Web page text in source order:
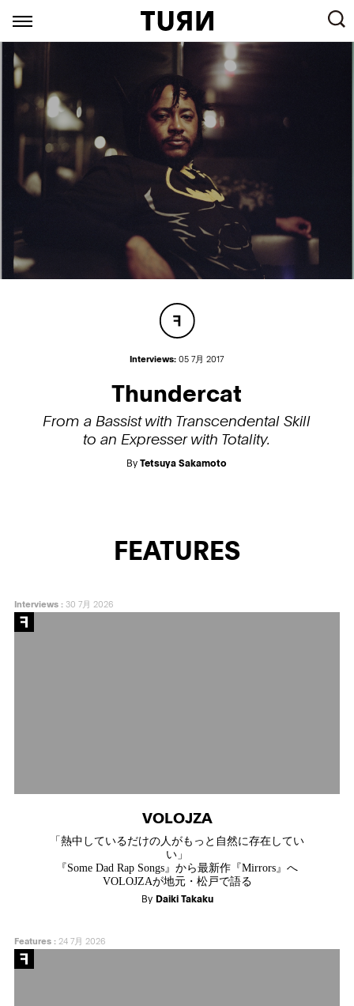
Interviews: 05 7月 2017
Thundercat
From a Bassist with Transcendental Skill
to an Expresser with Totality.
ByTetsuya Sakamoto
FEATURES
Interviews:30 7月 2026
VOLOJZA
「熱中しているだけの人がもっと自然に存在してい
い」
『Some Dad Rap Songs』から最新作『Mirrors』へ
VOLOJZAが地元・松戸で語る
By Daiki Takaku
Features:24 7月 2026